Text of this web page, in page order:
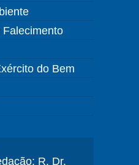
Falecimento
do Bem
R. Dr.